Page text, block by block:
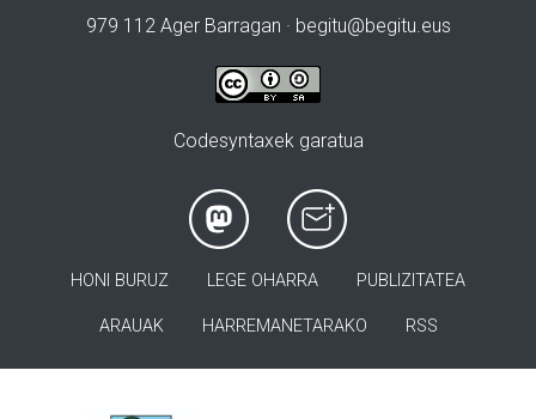
979 112 Ager Barragan · begitu@begitu.eus
Codesyntaxek garatua
HONI BURUZ LEGE OHARRA PUBLIZITATEA
ARAUAK HARREMANETARAKO RSS